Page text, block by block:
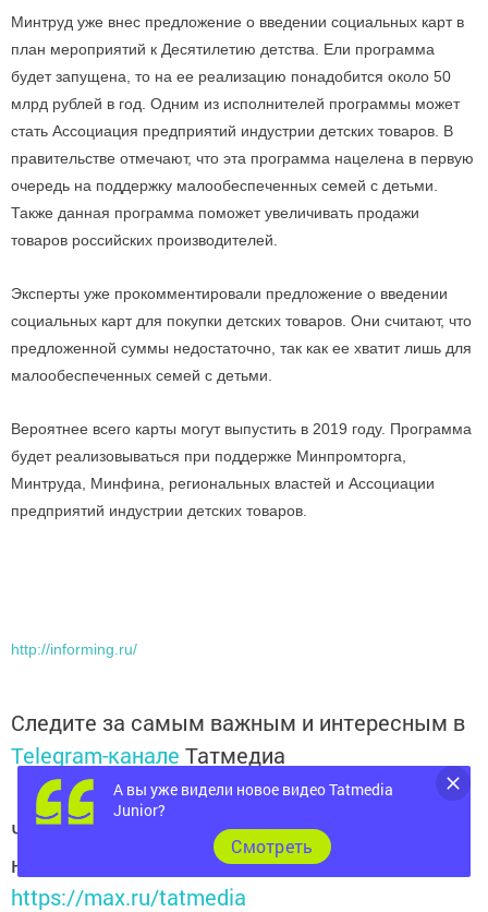
Минтруд уже внес предложение о введении социальных карт в
план мероприятий к Десятилетию детства. Ели программа
будет запущена, то на ее реализацию понадобится около 50
млрд рублей в год. Одним из исполнителей программы может
стать Ассоциация предприятий индустрии детских товаров. В
правительстве отмечают, что эта программа нацелена в первую
очередь на поддержку малообеспеченных семей с детьми.
Также данная программа поможет увеличивать продажи
товаров российских производителей.
Эксперты уже прокомментировали предложение о введении
социальных карт для покупки детских товаров. Они считают, что
предложенной суммы недостаточно, так как ее хватит лишь для
малообеспеченных семей с детьми.
Вероятнее всего карты могут выпустить в 2019 году. Программа
будет реализовываться при поддержке Минпромторга,
Минтруда, Минфина, региональных властей и Ассоциации
предприятий индустрии детских товаров.
http://informing.ru/
Следите за самым важным и интересным в
Telegram-канале Татмедиа
Читайте новости Татарстана в
национальном мессенджере MАХ:
https://max.ru/tatmedia
А вы уже видели новое видео Tatmedia
Junior?
Cмотреть